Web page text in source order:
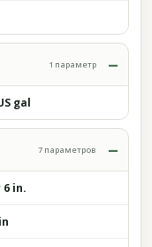
1 параметр
gal
7 параметров
6 in.